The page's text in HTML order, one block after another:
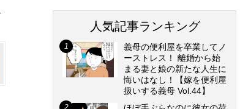
人気記事ランキング
義母の便利屋を卒業してノ
ーストレス！ 離婚から始
まる妻と娘の新たな人生に
悔いはなし！【嫁を便利屋
扱いする義母 Vol.44】